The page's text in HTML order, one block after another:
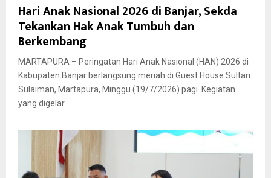
Hari Anak Nasional 2026 di Banjar, Sekda
Tekankan Hak Anak Tumbuh dan
Berkembang
MARTAPURA – Peringatan Hari Anak Nasional (HAN) 2026 di
Kabupaten Banjar berlangsung meriah di Guest House Sultan
Sulaiman, Martapura, Minggu (19/7/2026) pagi. Kegiatan
yang digelar...